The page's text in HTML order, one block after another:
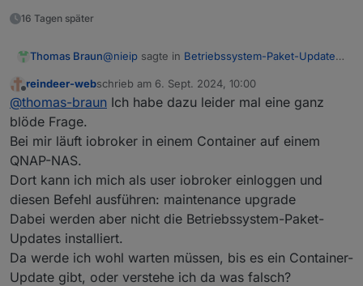
16 Tagen später
Thomas Braun@nieip sagte in Betriebssystem-Paket-Updates,
nur wirklich per apt upgrade installierbare
eine Ebene tiefer anliegt.
die Updateprüfung des Betriebssystems
an das einstellbare Zeitintervall der
Updateprüfung der Adapter koppeln.
Ist ein Ding des OS, der admin zeigt nur an was
eine Ebene tiefer anliegt.
Hier habe ich ja nun gelernt, dass bei
meiner Installation eine Warteschleife
existiert ud ich auch nicht mit gesonderten
Sonderlocke von Schnubbibuntu. Bei dem
Offline
reindeer-webschrieb am 6. Sept. 2024, 10:00
zuletzt editiert von
@thomas-braun Ich habe dazu leider mal eine ganz
blöde Frage.
Bei mir läuft iobroker in einem Container auf einem
QNAP-NAS.
Dort kann ich mich als user iobroker einloggen und
diesen Befehl ausführen: maintenance upgrade
Dabei werden aber nicht die Betriebssystem-Paket-
Updates installiert.
Da werde ich wohl warten müssen, bis es ein Container-
Update gibt, oder verstehe ich da was falsch?